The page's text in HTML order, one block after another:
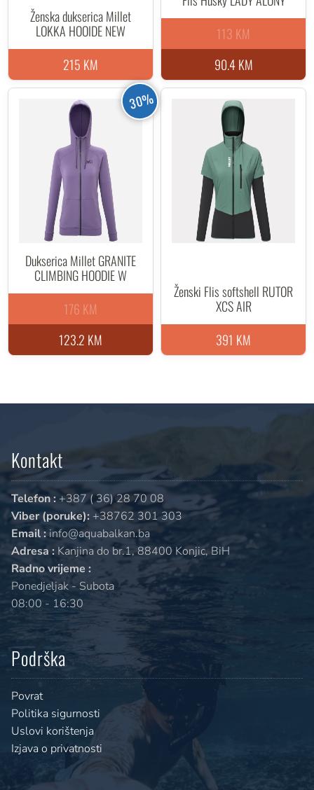
Ženska dukserica Millet
LOKKA HOOIDE NEW
215 KM
90.4 KM
113 KM
30%
Dukserica Millet GRANITE
CLIMBING HOODIE W
123.2 KM
176 KM
Ženski Flis softshell RUTOR
XCS AIR
391 KM
Kontakt
Telefon : +387 ( 36) 28 70 08
Viber (poruke): +38762 301 303
Email :info@aquabalkan.ba
Adresa : Kanjina do br.1, 88400 Konjic, BiH
Radno vrijeme :
Ponedjeljak - Subota
08:00 - 16:30
Podrška
Povrat
Politika sigurnosti
Uslovi korištenja
Izjava o privatnosti